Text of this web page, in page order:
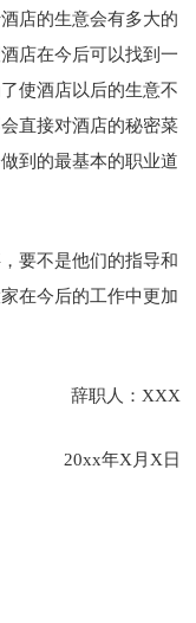
店的生意会有多大的
店在今后可以找到一
使酒店以后的生意不
直接对酒店的秘密菜
到的最基本的职业道
要不是他们的指导和
在今后的工作中更加
辞职人：XXX
20xx年X月X日